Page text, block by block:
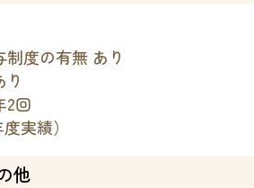
度の有無 あり
2回
実績）
他